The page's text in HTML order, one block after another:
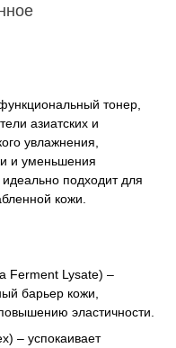
тонер,
азиатских и
увлажнения,
и уменьшения
подходит для
кожи.
Ferment Lysate) –
барьер кожи,
эластичности.
– успокаивает